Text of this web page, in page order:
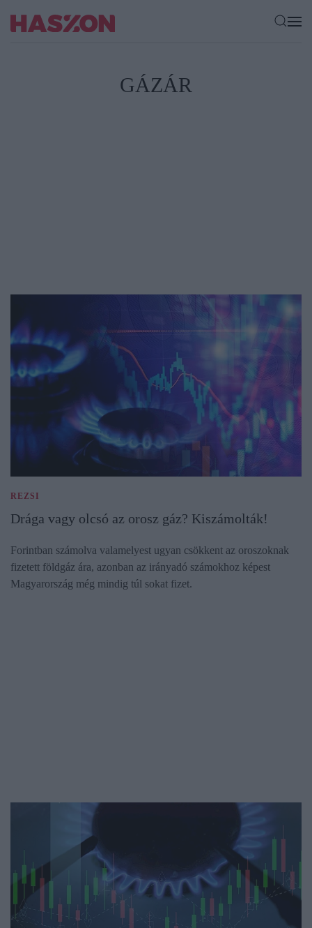
GÁZÁR
REZSI
Drága vagy olcsó az orosz gáz? Kiszámolták!
Forintban számolva valamelyest ugyan csökkent az oroszoknak
fizetett földgáz ára, azonban az irányadó számokhoz képest
Magyarország még mindig túl sokat fizet.